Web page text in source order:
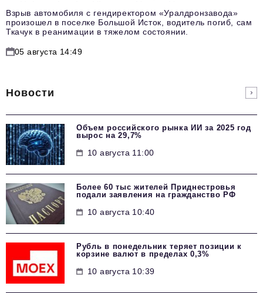
Взрыв автомобиля с гендиректором «Уралдронзавода»
произошел в поселке Большой Исток, водитель погиб, сам
Ткачук в реанимации в тяжелом состоянии.
05 августа 14:49
Новости
Объем российского рынка ИИ за 2025 год
вырос на 29,7%
10 августа 11:00
Более 60 тыс жителей Приднестровья
подали заявления на гражданство РФ
10 августа 10:40
Рубль в понедельник теряет позиции к
корзине валют в пределах 0,3%
10 августа 10:39